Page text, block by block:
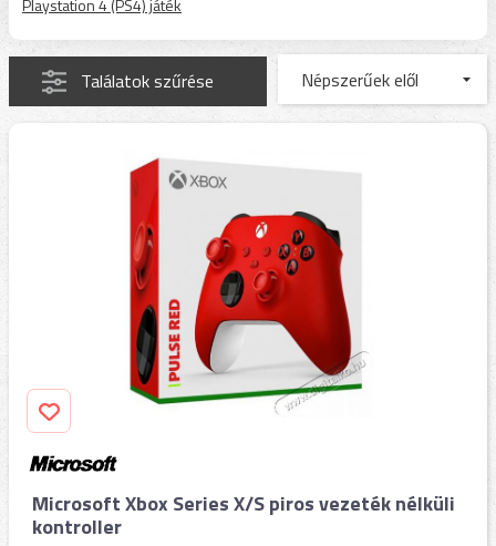
Playstation 4 (PS4) játék
Találatok szűrése
Microsoft Xbox Series X/S piros vezeték nélküli
kontroller